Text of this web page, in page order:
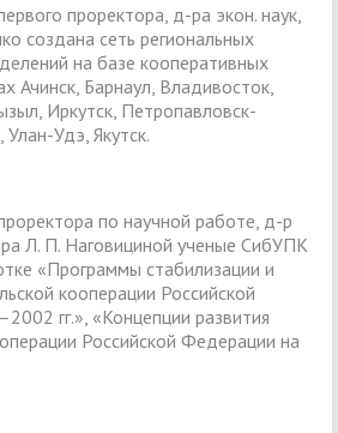
проректора, д-ра экон. наук,
создана сеть региональных
на базе кооперативных
Ачинск, Барнаул, Владивосток,
Иркутск, Петропавловск-
Удэ, Якутск.
по научной работе, д-р
Л. П. Наговициной ученые СибУПК
«Программы стабилизации и
кооперации Российской
гг.», «Концепции развития
Российской Федерации на